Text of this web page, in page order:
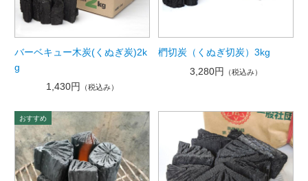
バーベキュー木炭(くぬぎ炭)2k
g
1,430円
（税込み）
椚切炭（くぬぎ切炭）3kg
3,280円
（税込み）